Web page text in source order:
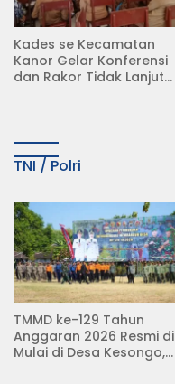
Kades se Kecamatan
Kanor Gelar Konferensi
dan Rakor Tidak Lanjut
TNI / Polri
TMMD ke-129 Tahun
Anggaran 2026 Resmi di
Mulai di Desa Kesongo,